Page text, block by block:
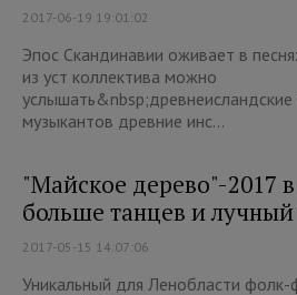
2017-06-19 19:01:02
Эпос Скандинавии оживает в
из уст коллектива можно
услышать&nbsp;древнеисландские
музыкантов древние инс...
"Майское дерево"-2017
больше танцев и
2017-05-15 14:07:06
Уникальный для Ленобласти фолк-